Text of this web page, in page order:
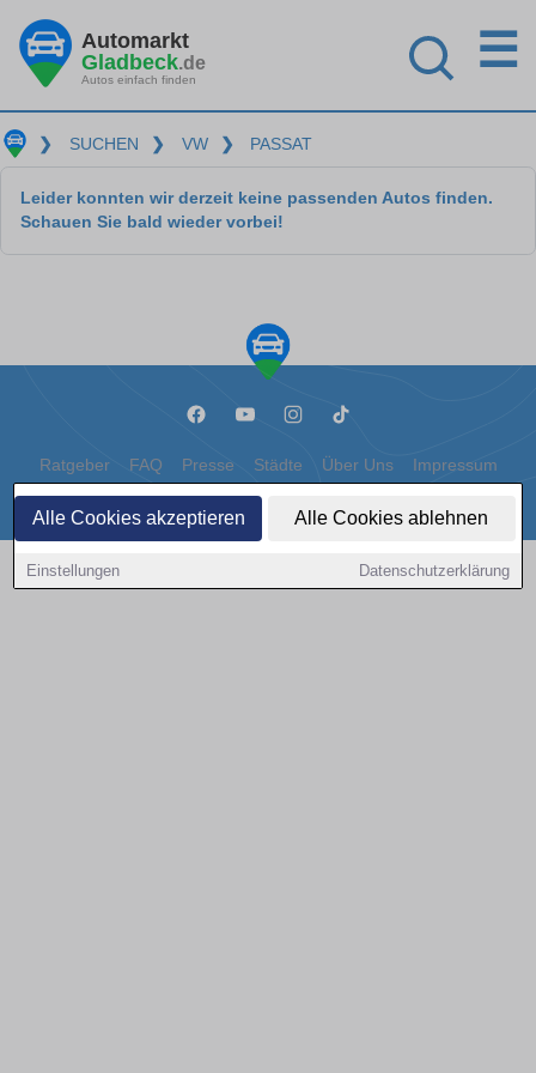
Alle Cookies akzeptieren Alle Cookies ablehnen
Einstellungen Datenschutzerklärung
Automarkt
Gladbeck.de
Autos einfach finden
☰
❯ SUCHEN ❯ VW ❯ PASSAT
Leider konnten wir derzeit keine passenden Autos finden.
Schauen Sie bald wieder vorbei!
Ratgeber FAQ Presse Städte Über Uns Impressum
Datenschutz Cookies
Copyright © 2000 - 2026 | 1A Infosysteme GmbH | Content by: 1a-sites-autos